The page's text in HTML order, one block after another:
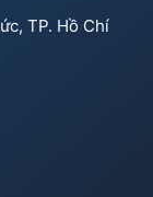
TP. Hồ Chí